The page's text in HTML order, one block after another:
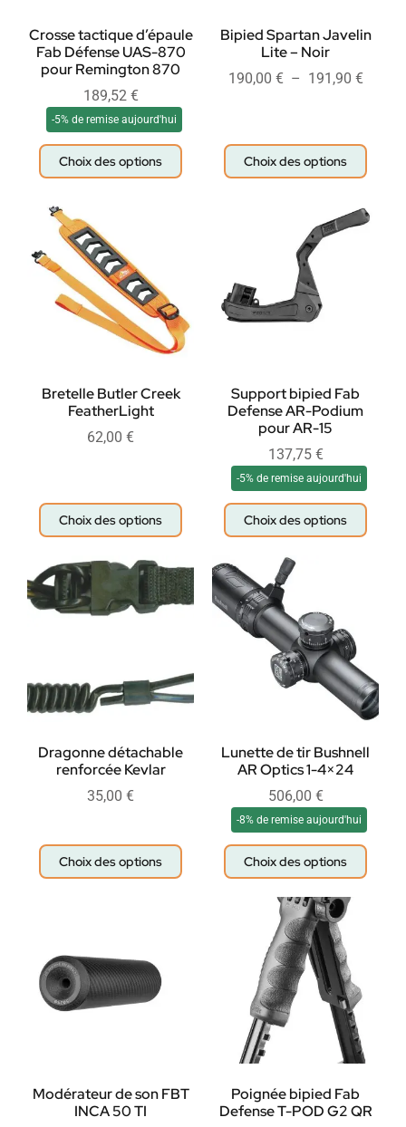
Crosse tactique d’épaule
Fab Défense UAS-870
pour Remington 870
189,52 €
-5% de remise aujourd'hui
Choix des options
Bipied Spartan Javelin
Lite – Noir
190,00 € – 191,90 €
Choix des options
Bretelle Butler Creek
FeatherLight
62,00 €
Choix des options
Support bipied Fab
Defense AR-Podium
pour AR-15
137,75 €
-5% de remise aujourd'hui
Choix des options
Dragonne détachable
renforcée Kevlar
35,00 €
Choix des options
Lunette de tir Bushnell
AR Optics 1-4×24
506,00 €
-8% de remise aujourd'hui
Choix des options
Modérateur de son FBT
INCA 50 TI
Poignée bipied Fab
Defense T-POD G2 QR